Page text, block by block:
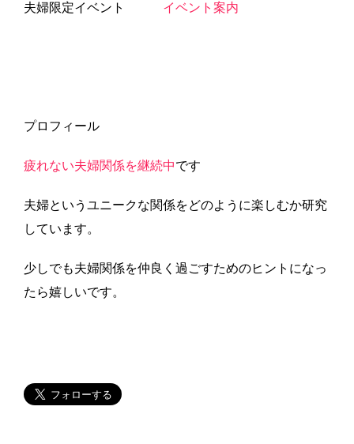
夫婦限定イベント イベント案内
プロフィール
疲れない夫婦関係を継続中です
夫婦というユニークな関係をどのように楽しむか研究
しています。
少しでも夫婦関係を仲良く過ごすためのヒントになっ
たら嬉しいです。